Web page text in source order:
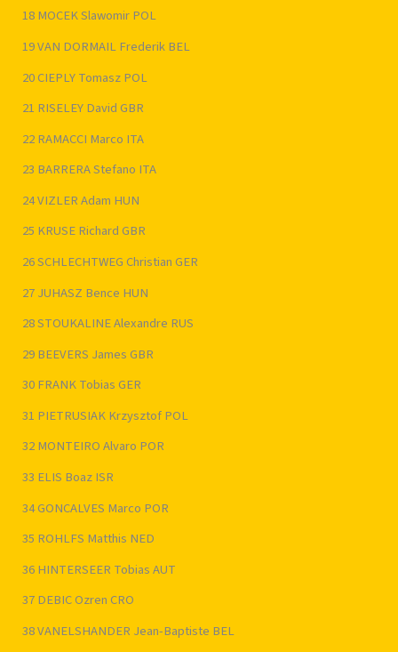
18 MOCEK Slawomir POL
19 VAN DORMAIL Frederik BEL
20 CIEPLY Tomasz POL
21 RISELEY David GBR
22 RAMACCI Marco ITA
23 BARRERA Stefano ITA
24 VIZLER Adam HUN
25 KRUSE Richard GBR
26 SCHLECHTWEG Christian GER
27 JUHASZ Bence HUN
28 STOUKALINE Alexandre RUS
29 BEEVERS James GBR
30 FRANK Tobias GER
31 PIETRUSIAK Krzysztof POL
32 MONTEIRO Alvaro POR
33 ELIS Boaz ISR
34 GONCALVES Marco POR
35 ROHLFS Matthis NED
36 HINTERSEER Tobias AUT
37 DEBIC Ozren CRO
38 VANELSHANDER Jean-Baptiste BEL